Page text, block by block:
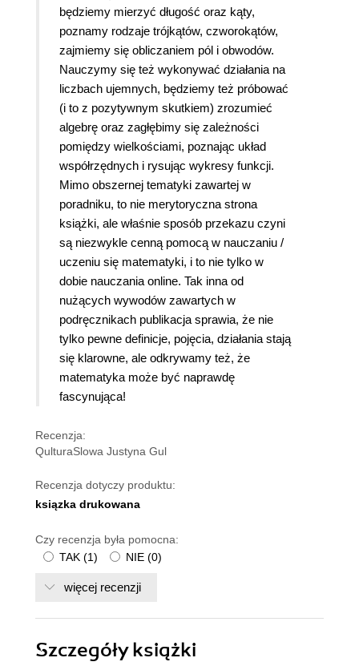
będziemy mierzyć długość oraz kąty,
poznamy rodzaje trójkątów, czworokątów,
zajmiemy się obliczaniem pól i obwodów.
Nauczymy się też wykonywać działania na
liczbach ujemnych, będziemy też próbować
(i to z pozytywnym skutkiem) zrozumieć
algebrę oraz zagłębimy się zależności
pomiędzy wielkościami, poznając układ
współrzędnych i rysując wykresy funkcji.
Mimo obszernej tematyki zawartej w
poradniku, to nie merytoryczna strona
książki, ale właśnie sposób przekazu czyni
są niezwykle cenną pomocą w nauczaniu /
uczeniu się matematyki, i to nie tylko w
dobie nauczania online. Tak inna od
nużących wywodów zawartych w
podręcznikach publikacja sprawia, że nie
tylko pewne definicje, pojęcia, działania stają
się klarowne, ale odkrywamy też, że
matematyka może być naprawdę
fascynująca!
Recenzja:
QulturaSlowa Justyna Gul
Recenzja dotyczy produktu:
ksiązka drukowana
Czy recenzja była pomocna:
TAK (1) NIE (0)
więcej recenzji
Szczegółyksiążki